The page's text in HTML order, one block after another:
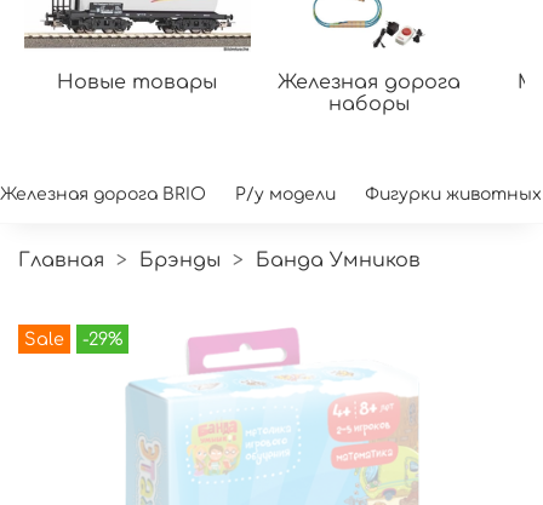
Новые товары
Железная дорога
наборы
Железная дорога BRIO Р/у модели Фигурки животных
Главная Брэнды Банда Умников
Sale -29%